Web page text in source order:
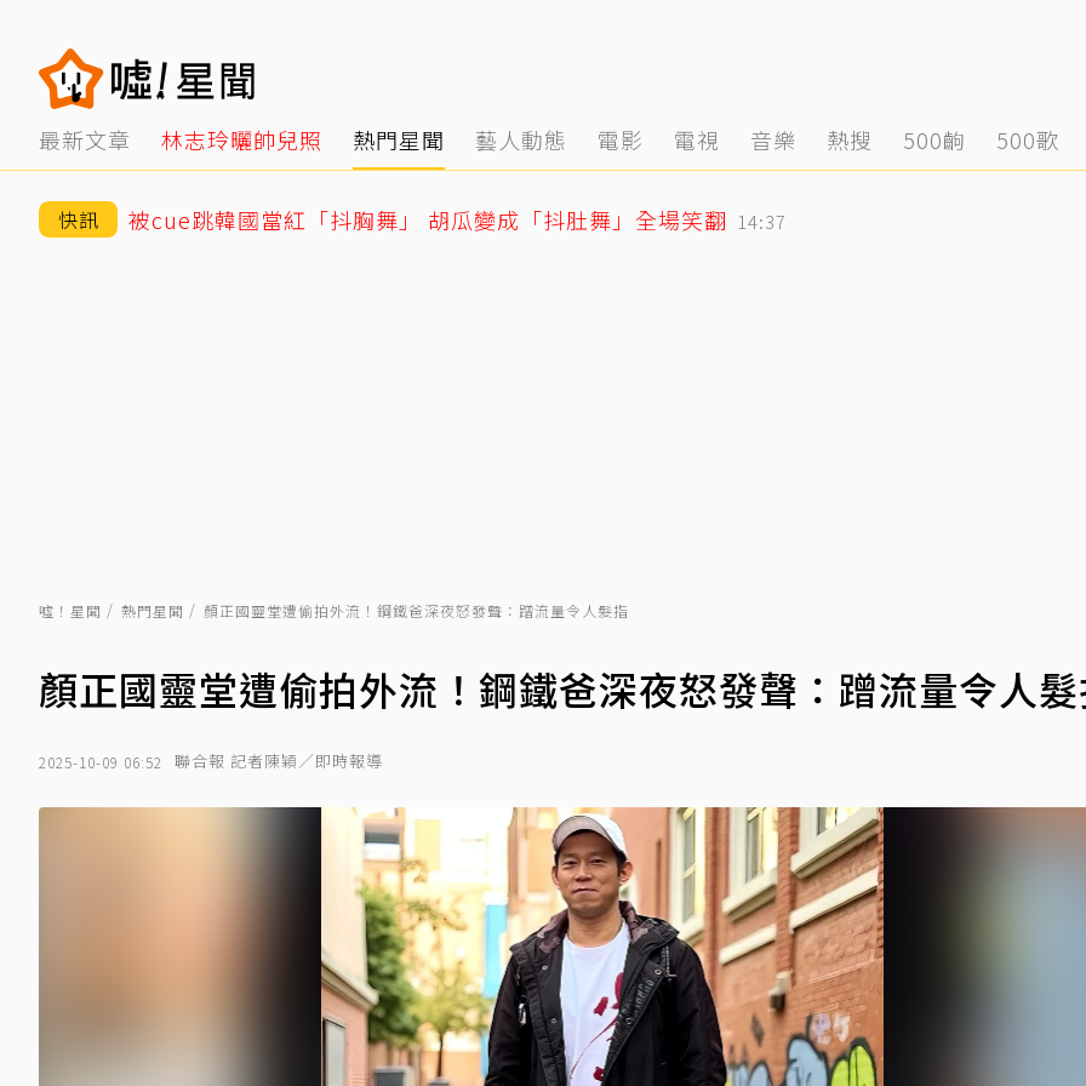
最新文章 林志玲曬帥兒照 熱門星聞 藝人動態 電影 電視 音樂 熱搜 500齣 500歌
快訊 被cue跳韓國當紅「抖胸舞」 胡瓜變成「抖肚舞」全場笑翻 14:37
噓！星聞 熱門星聞 顏正國靈堂遭偷拍外流！鋼鐵爸深夜怒發聲：蹭流量令人髮指
顏正國靈堂遭偷拍外流！鋼鐵爸深夜怒發聲：蹭流量令人
2025-10-09 06:52 聯合報 記者陳穎／即時報導